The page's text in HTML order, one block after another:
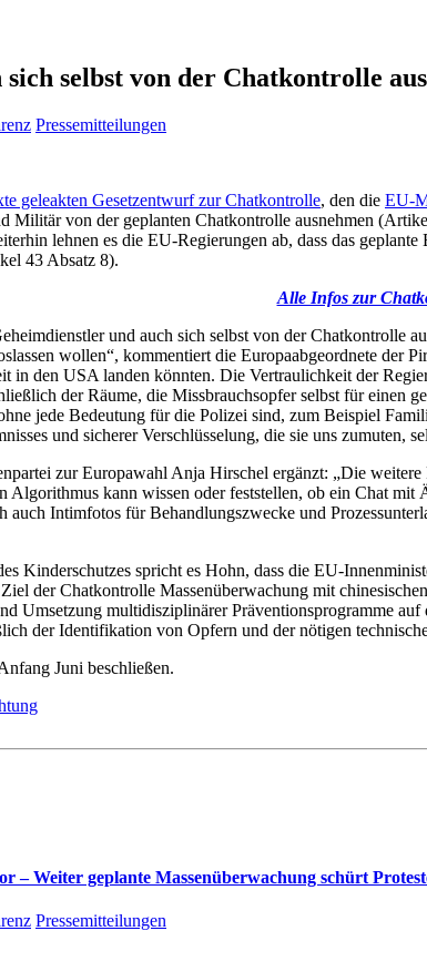
selbst von der Chatkontrolle
Pressemitteilungen
geleakten Gesetzentwurf zur Chatkontrolle, den die EU-
Militär von der geplanten Chatkontrolle ausnehmen
lehnen es die EU-Regierungen ab, dass das
43 Absatz 8).
Alle Infos zur
und auch sich selbst von der Chatkontrolle
wollen“, kommentiert die Europaabgeordnete der
in den USA landen könnten. Die Vertraulichkeit der
der Räume, die Missbrauchsopfer selbst für einen
jede Bedeutung für die Polizei sind, zum Beispiel
und sicherer Verschlüsselung, die sie uns zumuten,
zur Europawahl Anja Hirschel ergänzt: „Die
Algorithmus kann wissen oder feststellen, ob ein Chat
Intimfotos für Behandlungszwecke und
Kinderschutzes spricht es Hohn, dass die EU-
der Chatkontrolle Massenüberwachung mit
Umsetzung multidisziplinärer Präventionsprogramme
der Identifikation von Opfern und der nötigen
Juni beschließen.
– Weiter geplante Massenüberwachung schürt
Pressemitteilungen